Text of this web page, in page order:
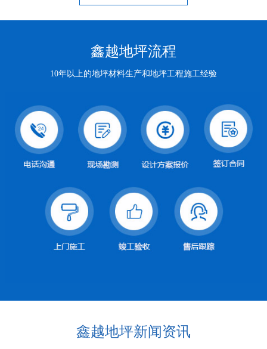
鑫越地坪流程
10年以上的地坪材料生产和地坪工程施工经验
鑫越地坪新闻资讯